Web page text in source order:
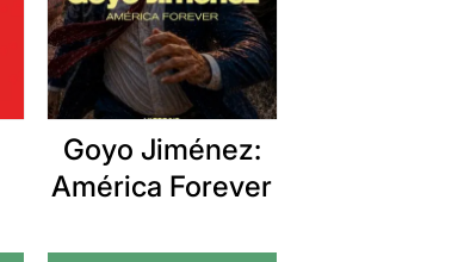
Goyo Jiménez:
América Forever